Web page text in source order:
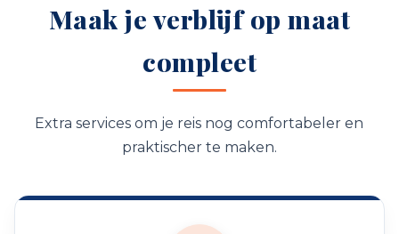
Maak je verblijf op maat
compleet
Extra services om je reis nog comfortabeler en
praktischer te maken.